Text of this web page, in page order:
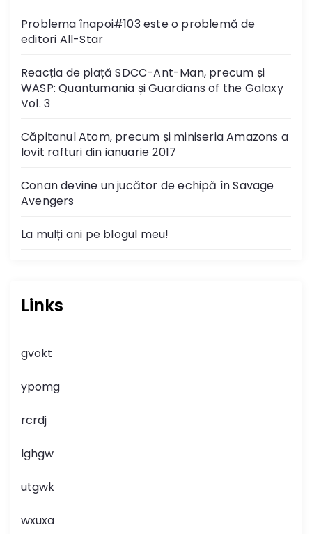
Problema înapoi#103 este o problemă de
editori All-Star
Reacția de piață SDCC-Ant-Man, precum și
WASP: Quantumania și Guardians of the Galaxy
Vol. 3
Căpitanul Atom, precum și miniseria Amazons a
lovit rafturi din ianuarie 2017
Conan devine un jucător de echipă în Savage
Avengers
La mulți ani pe blogul meu!
Links
gvokt
ypomg
rcrdj
lghgw
utgwk
wxuxa